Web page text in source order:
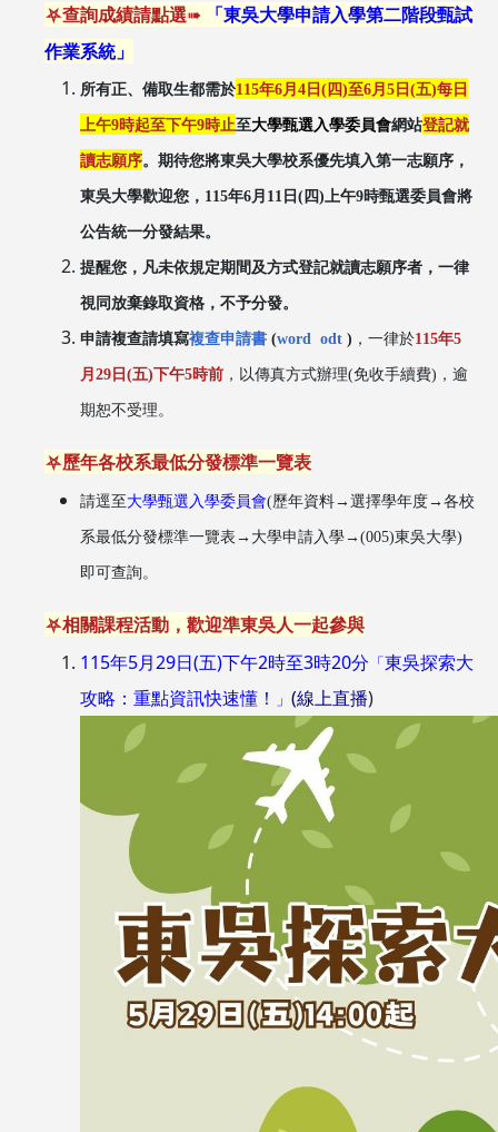
⛧查詢成績請點選➠ 「 東吳大學申請入學第二階段甄試
作業系統 」
所有正、備取生都需於115年6月4日(四)至6月5日(五)每日
上午9時起至下午9時止至大學甄選入學委員會網站登記就
讀志願序。期待您將東吳大學校系優先填入第一志願序，
東吳大學歡迎您，115年6月11日(四)上午9時甄選委員會將
公告統一分發結果。
提醒您，凡未依規定期間及方式登記就讀志願序者，一律
視同放棄錄取資格，不予分發。
申請複查請填寫複查申請書 (word odt ) ，一律於115年5
月29日(五)下午5時前 ，以傳真方式辦理(免收手續費)，逾
期恕不受理。
⛧歷年各校系最低分發標準一覽表
請逕至 大學甄選入學委員會(歷年資料→選擇學年度→各校
系最低分發標準一覽表→大學申請入學→(005)東吳大學)
即可查詢。
⛧相關課程活動，歡迎準東吳人一起參與
115年5月29日(五)下午2時至3時20分 「東吳探索大
攻略：重點資訊快速懂！
」 (線上直播)